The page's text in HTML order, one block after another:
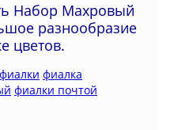
Набор Махровый
разнообразие
цветов.
фиалка
фиалки почтой